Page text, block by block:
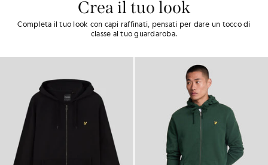
Crea il tuo look
Completa il tuo look con capi raffinati, pensati per dare un tocco di
classe al tuo guardaroba.